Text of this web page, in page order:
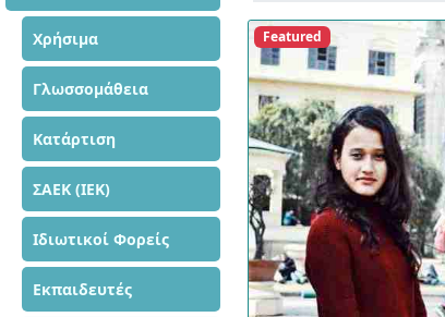
Χρήσιμα
Γλωσσομάθεια
Κατάρτιση
ΣΑΕΚ (ΙΕΚ)
Ιδιωτικοί Φορείς
Εκπαιδευτές
Featured